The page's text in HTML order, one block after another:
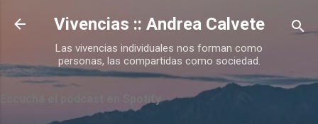
Ir al contenido principal
Vivencias :: Andrea Calvete
Las vivencias individuales nos forman como
personas, las compartidas como sociedad.
Escuchá el podcast en Spotify